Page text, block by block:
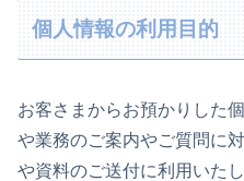
個人情報の利用目的
お客さまからお預かりした
や業務のご案内やご質問に
や資料のご送付に利用いたし